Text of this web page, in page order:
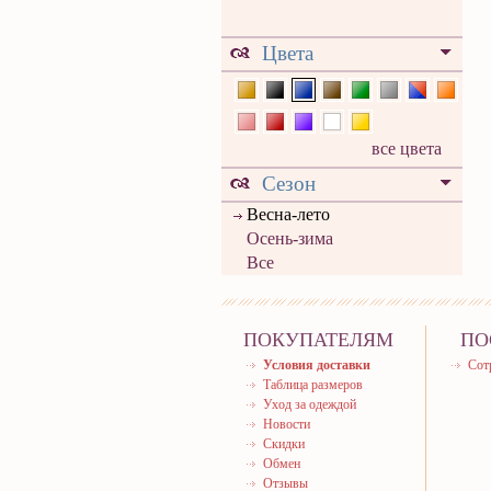
Цвета
все цвета
Сезон
Весна-лето
Осень-зима
Все
ПОКУПАТЕЛЯМ
Условия доставки
Таблица размеров
Уход за одеждой
Новости
Скидки
Обмен
Отзывы